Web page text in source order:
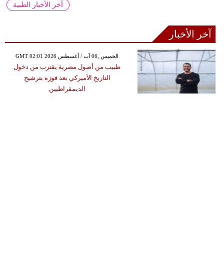
آخر الأخبار الطبية
آخر الأخبار
GMT 02:01 2026 الخميس ,06 آب / أغسطس
طبيب من أصول مصرية يقترب من دخول
التاريخ الأميركي بعد فوزه بترشيح
الديمقراطيين